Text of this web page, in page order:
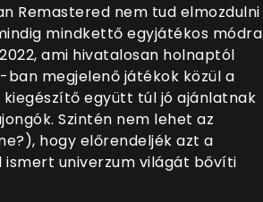
Remastered nem tud elmozdulni
mindkettő egyjátékos módra
ami hivatalosan holnaptól
megjelenő játékok közül a
együtt túl jó ajánlatnak
Szintén nem lehet az
hogy előrendeljék azt a
ismert univerzum világát bővíti